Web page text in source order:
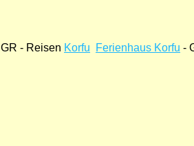
GR - Reisen Korfu Ferienhaus Korfu -